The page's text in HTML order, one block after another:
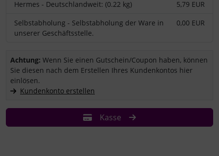
Hermes - Deutschlandweit: (0.22 kg)
5,79 EUR
Selbstabholung - Selbstabholung der Ware in
unserer Geschäftsstelle.
0,00 EUR
Sie haben einen Coupon/Gutschein und wollen ihn einlösen?
Achtung: Wenn Sie einen Gutschein/Coupon haben, können
Sie diesen nach dem Erstellen Ihres Kundenkontos hier
einlösen.
Kundenkonto erstellen
Kasse